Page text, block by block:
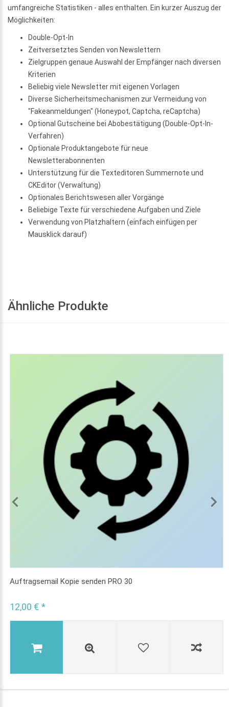
umfangreiche Statistiken - alles enthalten. Ein kurzer Auszug der
Möglichkeiten:
Double-Opt-In
Zeitversetztes Senden von Newslettern
Zielgruppen genaue Auswahl der Empfänger nach diversen
Kriterien
Beliebig viele Newsletter mit eigenen Vorlagen
Diverse Sicherheitsmechanismen zur Vermeidung von
"Fakeanmeldungen" (Honeypot, Captcha, reCaptcha)
Optional Gutscheine bei Abobestätigung (Double-Opt-In-
Verfahren)
Optionale Produktangebote für neue
Newsletterabonnenten
Unterstützung für die Texteditoren Summernote und
CKEditor (Verwaltung)
Optionales Berichtswesen aller Vorgänge
Beliebige Texte für verschiedene Aufgaben und Ziele
Verwendung von Platzhaltern (einfach einfügen per
Mausklick darauf)
Ähnliche Produkte
Auftragsemail Kopie senden PRO 30
12,00 € *